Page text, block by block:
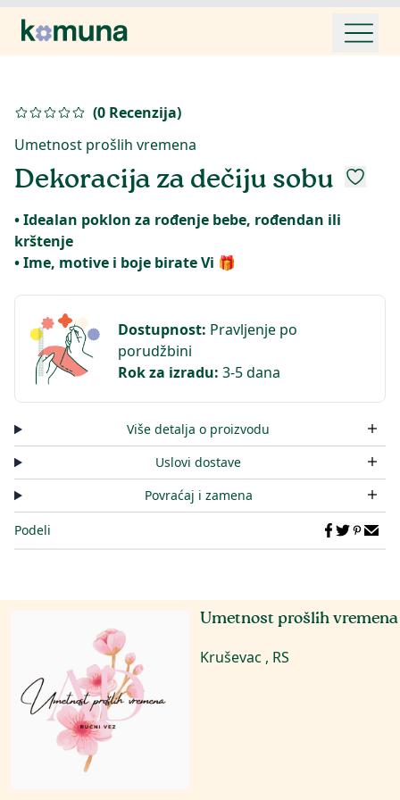
(0 Recenzija)
Umetnost prošlih vremena
Dekoracija za dečiju sobu
• Idealan poklon za rođenje bebe, rođendan ili
krštenje
Dostupnost: Pravljenje po
porudžbini
Rok za izradu: 3-5 dana
Više detalja o proizvodu
Uslovi dostave
Povraćaj i zamena
Podeli
Umetnost prošlih vremena
Kruševac , RS